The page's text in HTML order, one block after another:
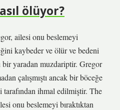
ölüyor?
ailesi onu beslemeyi
kaybeder ve ölür ve bedeni
bir yaradan muzdariptir. Gregor
çalışmıştı ancak bir böceğe
ihmal edilmiştir. The
onu beslemeyi bıraktıktan